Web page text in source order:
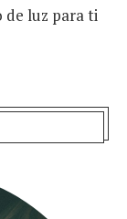
de luz para ti